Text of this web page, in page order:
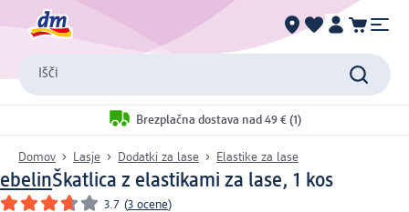
Išči
Brezplačna dostava nad 49 € (1)
Domov Lasje Dodatki za lase Elastike za lase
ebelinŠkatlica z elastikami za lase, 1 kos
3.7 (3 ocene)